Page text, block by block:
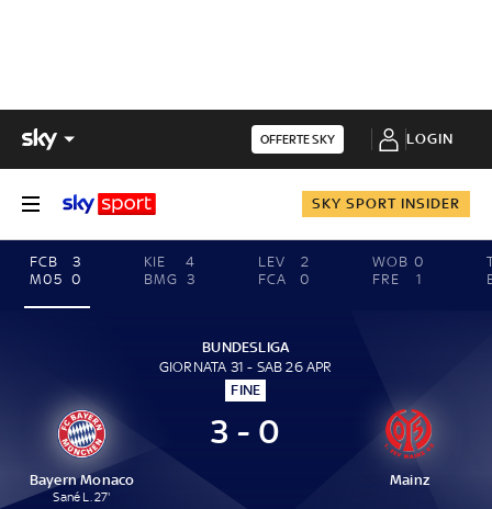
OFFERTE SKY LOGIN
SKY SPORT INSIDER
FCB
3
M05 0
KIE
4
BMG 3
LEV
2
FCA
0
WOB 0
FRE
1
BUNDESLIGA
GIORNATA 31 - SAB 26 APR
FINE
Bayern Monaco
Sané L. 27'
3 - 0
Mainz